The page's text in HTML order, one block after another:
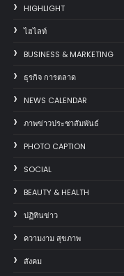
HIGHLIGHT
ไฮไลท์
BUSINESS & MARKETING
ธุรกิจ การตลาด
NEWS CALENDAR
ภาพข่าวประชาสัมพันธ์
PHOTO CAPTION
SOCIAL
BEAUTY & HEALTH
ปฏิทินข่าว
ความงาม สุขภาพ
สังคม